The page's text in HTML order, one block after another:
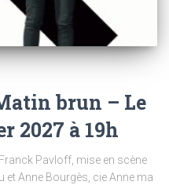
brun – Le
2027 à 19h
Pavloff, mise en scène
et Anne Bourgès, cie Anne ma